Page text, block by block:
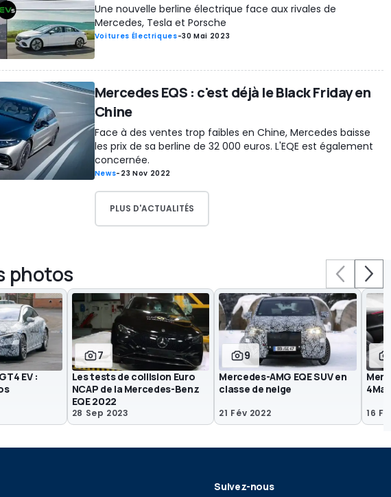
Une nouvelle berline électrique face aux rivales de
Mercedes, Tesla et Porsche
Voitures Électriques-30 Mai 2023
Mercedes EQS : c'est déjà le Black Friday en
Chine
Face à des ventes trop faibles en Chine, Mercedes baisse
les prix de sa berline de 32 000 euros. L'EQE est également
concernée.
News- 23 Nov 2022
PLUS D'ACTUALITÉS
photos
EV :
7
Les tests de collision Euro
NCAP de la Mercedes-Benz
EQE 2022
28 Sep 2023
9
Mercedes-AMG EQE SUV en
classe de neige
21 Fév 2022 16
Suivez-nous